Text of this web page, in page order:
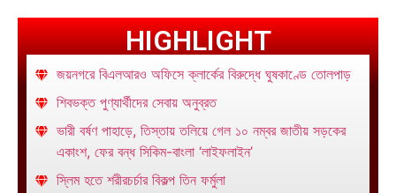
HIGHLIGHT
জয়নগরে বিএলআরও অফিসে ক্লার্কের বিরুদ্ধে ঘুষকাণ্ডে তোলপাড়
শিবভক্ত পুণ্যার্থীদের সেবায় অনুব্রত
ভারী বর্ষণ পাহাড়ে, তিস্তায় তলিয়ে গেল ১০ নম্বর জাতীয় সড়কের
একাংশ, ফের বন্ধ সিকিম-বাংলা ‘লাইফলাইন’
স্লিম হতে শরীরচর্চার বিকল্প তিন ফর্মুলা